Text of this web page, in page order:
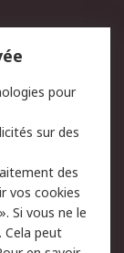
E-mails
anti-
pour
sur des
des
vos cookies
Si vous ne le
Cela peut